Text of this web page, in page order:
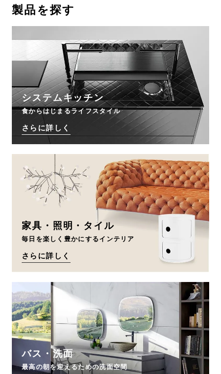
お問い合わせ
サポート
LANGUAGE : JP
オンライン見積もり ショールームを探す
製品を探す
システムキッチン
食からはじまるライフスタイル
さらに詳しく
家具・照明・タイル
毎日を楽しく豊かにするインテリア
さらに詳しく
バス・洗面
最高の朝を迎えるための洗面空間